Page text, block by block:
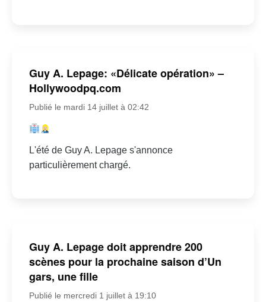
Guy A. Lepage: «Délicate opération» –
Hollywoodpq.com
Publié le mardi 14 juillet à 02:42
L'été de Guy A. Lepage s'annonce
particulièrement chargé.
Guy A. Lepage doit apprendre 200
scènes pour la prochaine saison d’Un
gars, une fille
Publié le mercredi 1 juillet à 19:10